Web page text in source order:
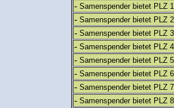
- Samenspender bietet PLZ 1
- Samenspender bietet PLZ 2
- Samenspender bietet PLZ 3
- Samenspender bietet PLZ 4
- Samenspender bietet PLZ 5
- Samenspender bietet PLZ 6
- Samenspender bietet PLZ 7
- Samenspender bietet PLZ 8